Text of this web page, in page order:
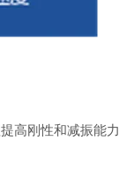
刚性和减振能